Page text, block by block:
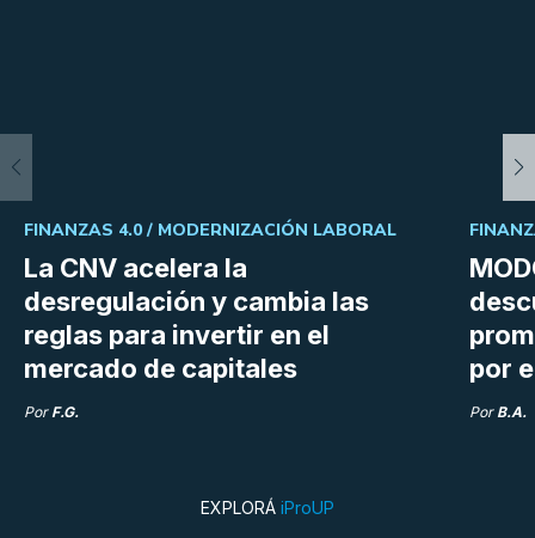
La CNV acelera la
desregulación y cambia las
reglas para invertir en el
mercado de capitales
FINANZAS 4.0 / MODERNIZACIÓN LABORAL
Por F.G.
por
Por B.A.
EXPLORÁ iProUP